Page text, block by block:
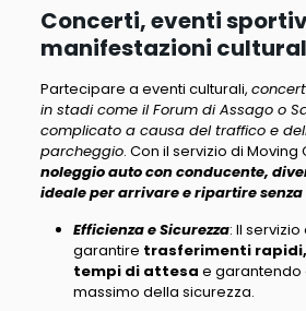
Concerti, eventi
manifestazioni
Partecipare a eventi culturali,
in stadi come il Forum di Assago o
complicato a causa del traffico e
parcheggio. Con il servizio di Moving
noleggio auto con conducente,
ideale per arrivare e ripartire senza
Efficienza e Sicurezza: Il
garantire trasferimenti
tempi di attesa e garantendo
massimo della sicurezza.